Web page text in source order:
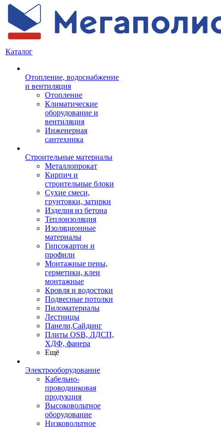
Каталог
Отопление, водоснабжение
и вентиляция
Отопление
Климатические
оборудование и
вентиляция
Инженерная
сантехника
Строительные материалы
Металлопрокат
Кирпич и
строительные блоки
Сухие смеси,
грунтовки, затирки
Изделия из бетона
Теплоизоляция
Изоляционные
материалы
Гипсокартон и
профили
Монтажные пены,
герметики, клеи
монтажные
Кровля и водостоки
Подвесные потолки
Пиломатериалы
Лестницы
Панели,Сайдинг
Плиты OSB, ЛДСП,
ХДФ, фанера
Ещё
Электрооборудование
Кабельно-
проводниковая
продукция
Высоковольтное
оборудование
Низковольтное